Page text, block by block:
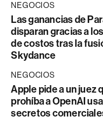
NEGOCIOS
Las ganancias de
disparan gracias a
de costos tras la
Skydance
NEGOCIOS
Apple pide a un juez
prohíba a OpenAI
secretos